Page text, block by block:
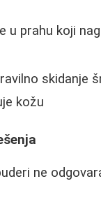
u prahu koji
skidanje
kožu
ne